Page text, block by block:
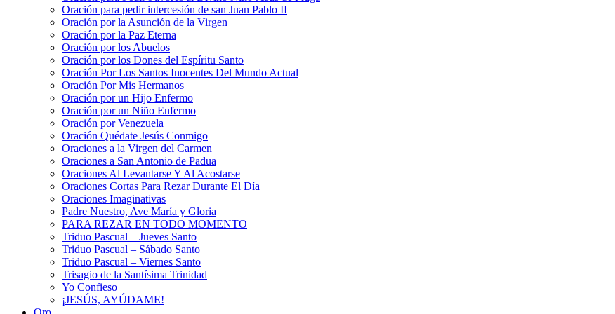
Oración para pedir intercesión de san Juan Pablo II
Oración por la Asunción de la Virgen
Oración por la Paz Eterna
Oración por los Abuelos
Oración por los Dones del Espíritu Santo
Oración Por Los Santos Inocentes Del Mundo Actual
Oración Por Mis Hermanos
Oración por un Hijo Enfermo
Oración por un Niño Enfermo
Oración por Venezuela
Oración Quédate Jesús Conmigo
Oraciones a la Virgen del Carmen
Oraciones a San Antonio de Padua
Oraciones Al Levantarse Y Al Acostarse
Oraciones Cortas Para Rezar Durante El Día
Oraciones Imaginativas
Padre Nuestro, Ave María y Gloria
PARA REZAR EN TODO MOMENTO
Triduo Pascual – Jueves Santo
Triduo Pascual – Sábado Santo
Triduo Pascual – Viernes Santo
Trisagio de la Santísima Trinidad
Yo Confieso
¡JESÚS, AYÚDAME!